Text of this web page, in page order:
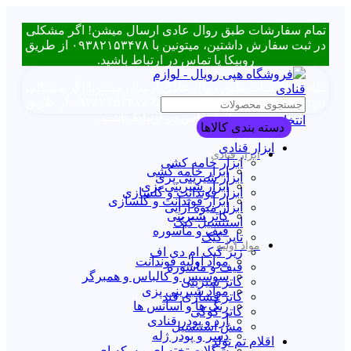
تمام سفارشات طبق روال عادی ارسال میشن! اگر مشکلی
در ثبت سفارش داشتین، میتونین با ۰۹۳۸۲۱۵۳۴۷۸ از طریق
روبیکا یا تماس در ارتباط باشید.
تمام سفارشات طبق روال عادی ارسال میشن! اگر مشکلی
روبیکا یا تماس در ارتباط باشید.انتخاب دسته بندی
ابزار قنادی
ابزار خامه کشی
ابزار شیرینی پزی
ابزار فوندانت و گلسازی
ابزار میوه آرایی
استنسیل کیک
تاپر کیک
زیر کیک ام دی اف
قیف و ماسوره
کاتر شیرینی
کاتر فشاری قند
کاتر کوکی
مش استنسیل
اقلام تم تولد
دسته بندی کالاها
ابزار قنادی
ابزار خامه کشی
ابزار شیرینی پزی
ابزار فوندانت و گلسازی
کاتر شیرینی
قیف و ماسوره
مواد اولیه
مواد اولیه فوندانت
سوسیس و کالباس و همبرگر
مواد شیرینی پزی
رنگ ها و اسانس ها
آرد و پودر قنادی
دسر و پودر ژله